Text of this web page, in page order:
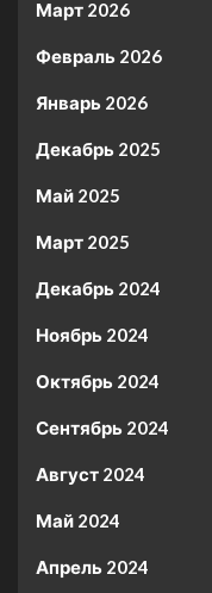
Март 2026
Февраль 2026
Январь 2026
Декабрь 2025
Май 2025
Март 2025
Декабрь 2024
Ноябрь 2024
Октябрь 2024
Сентябрь 2024
Август 2024
Май 2024
Апрель 2024